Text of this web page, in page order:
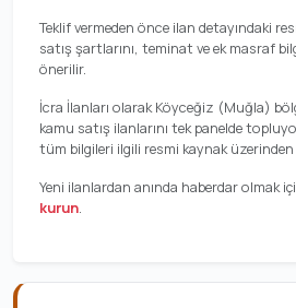
Teklif vermeden önce ilan detayındaki
satış şartlarını, teminat ve ek masraf
önerilir.
İcra İlanları olarak Köyceğiz (Muğla)
kamu satış ilanlarını tek panelde
tüm bilgileri ilgili resmi kaynak üzerinden
Yeni ilanlardan anında haberdar olmak
kurun.